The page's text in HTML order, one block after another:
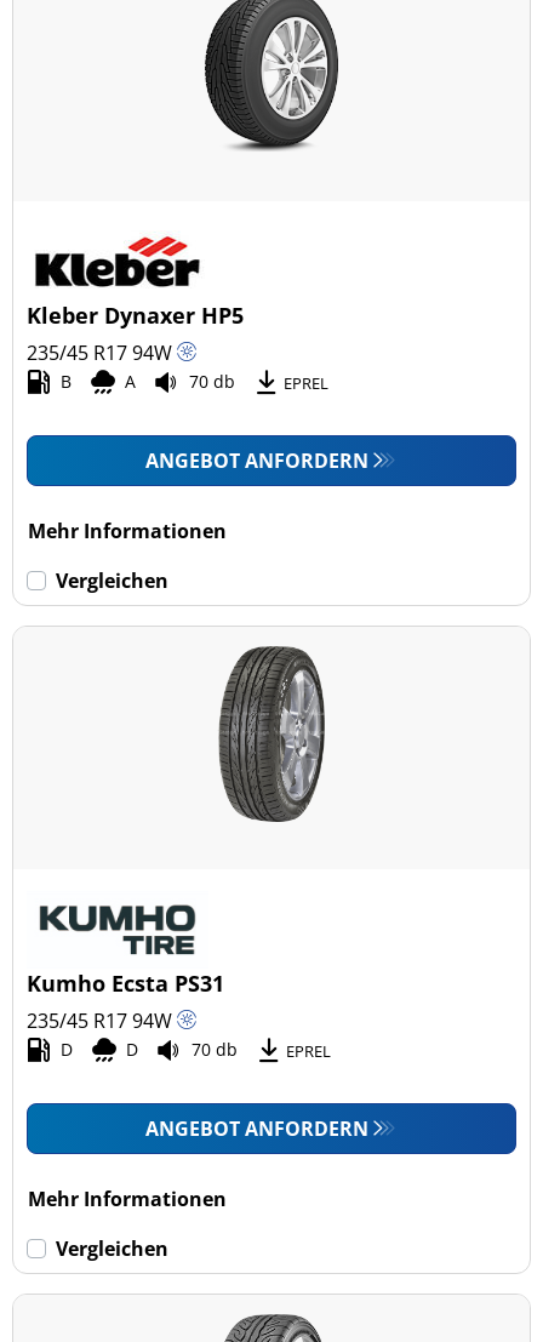
Kleber Dynaxer HP5
235/45 R1794W
B A 70 db EPREL
ANGEBOT ANFORDERN
Mehr Informationen
Vergleichen
Kumho Ecsta PS31
235/45 R1794W
D D 70 db EPREL
ANGEBOT ANFORDERN
Mehr Informationen
Vergleichen